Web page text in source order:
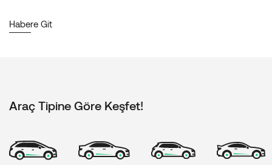
Habere Git
Araç Tipine Göre Keşfet!